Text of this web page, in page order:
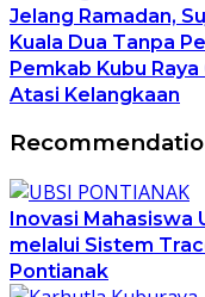
Jelang Ramadan,
Kuala Dua Tanpa
Pemkab Kubu
Atasi Kelangkaan
Inovasi Mahasiswa
melalui Sistem
Pontianak